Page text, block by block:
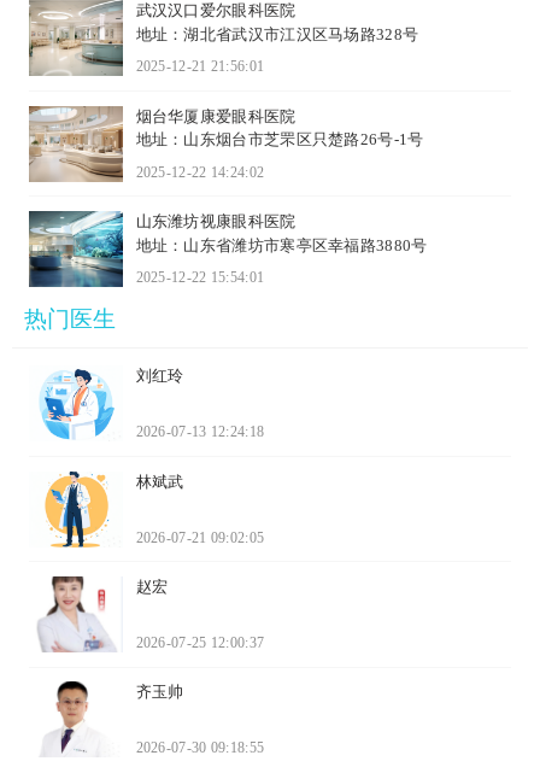
武汉汉口爱尔眼科医院
地址：湖北省武汉市江汉区马场路328号
2025-12-21 21:56:01
烟台华厦康爱眼科医院
地址：山东烟台市芝罘区只楚路26号-1号
2025-12-22 14:24:02
山东潍坊视康眼科医院
地址：山东省潍坊市寒亭区幸福路3880号
2025-12-22 15:54:01
热门医生
刘红玲
2026-07-13 12:24:18
林斌武
2026-07-21 09:02:05
赵宏
2026-07-25 12:00:37
齐玉帅
2026-07-30 09:18:55